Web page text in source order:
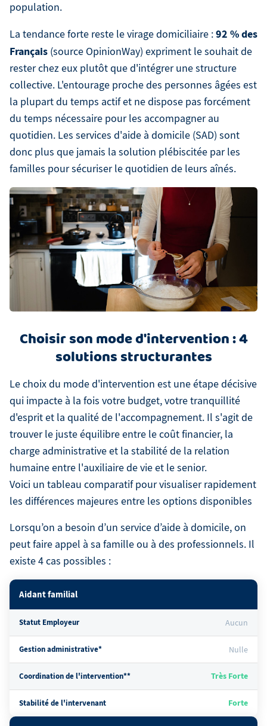
population.
La tendance forte reste le virage domiciliaire :92 % des
Français (source OpinionWay) expriment le souhait de
rester chez eux plutôt que d'intégrer une structure
collective. L'entourage proche des personnes âgées est
la plupart du temps actif et ne dispose pas forcément
du temps nécessaire pour les accompagner au
quotidien. Les services d'aide à domicile (SAD) sont
donc plus que jamais la solution plébiscitée par les
familles pour sécuriser le quotidien de leurs aînés.
Choisir son mode d'intervention : 4
solutions structurantes
Le choix du mode d'intervention est une étape décisive
qui impacte à la fois votre budget, votre tranquillité
d'esprit et la qualité de l'accompagnement. Il s'agit de
trouver le juste équilibre entre le coût financier, la
charge administrative et la stabilité de la relation
humaine entre l'auxiliaire de vie et le senior.
Voici un tableau comparatif pour visualiser rapidement
les différences majeures entre les options disponibles
Lorsqu’on a besoin d’un service d’aide à domicile, on
peut faire appel à sa famille ou à des professionnels. Il
existe 4 cas possibles :
Aidant familial
Statut Employeur Aucun
Gestion administrative* Nulle
Coordination de l'intervention** Très Forte
Stabilité de l'intervenant Forte